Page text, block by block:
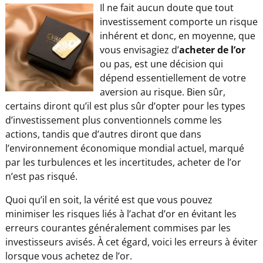
Il ne fait aucun doute que tout
investissement comporte un risque
inhérent et donc, en moyenne, que
vous envisagiez d’acheter de l’or
ou pas, est une décision qui
dépend essentiellement de votre
aversion au risque. Bien sûr,
certains diront qu’il est plus sûr d’opter pour les types
d’investissement plus conventionnels comme les
actions, tandis que d’autres diront que dans
l’environnement économique mondial actuel, marqué
par les turbulences et les incertitudes, acheter de l’or
n’est pas risqué.
Quoi qu’il en soit, la vérité est que vous pouvez
minimiser les risques liés à l’achat d’or en évitant les
erreurs courantes généralement commises par les
investisseurs avisés. À cet égard, voici les erreurs à éviter
lorsque vous achetez de l’or.